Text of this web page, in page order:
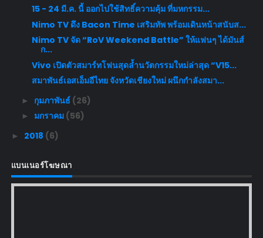
15 - 24 มี.ค. นี้ ออกไปใช้สิทธิ์ความคุ้ม ที่มหกรรม...
Nimo TV ดึง Bacon Time เสริมทัพ พร้อมเดินหน้าสนับส...
Nimo TV จัด “RoV Weekend Battle” ให้แฟนๆ ได้มันส์
ก...
Vivo เปิดตัวสมาร์ทโฟนสุดล้ำนวัตกรรมใหม่ล่าสุด “V15...
สมาพันธ์เอสเอ็มอีไทย จังหวัดเชียงใหม่ ผนึกกำลังสมา...
► กุมภาพันธ์ (26)
► มกราคม (56)
► 2018 (6)
แบนเนอร์โฆษณา